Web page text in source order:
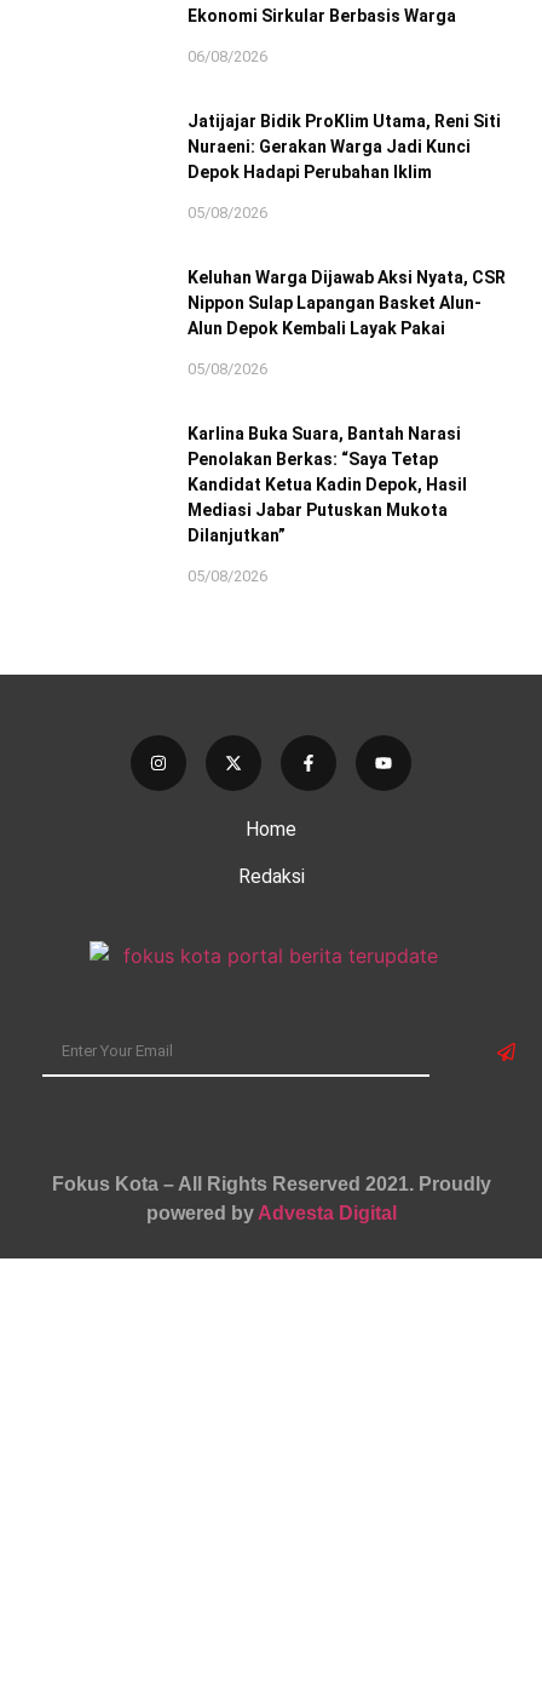
Ekonomi Sirkular Berbasis Warga
06/08/2026
Jatijajar Bidik ProKlim Utama, Reni Siti
Nuraeni: Gerakan Warga Jadi Kunci
Depok Hadapi Perubahan Iklim
05/08/2026
Keluhan Warga Dijawab Aksi Nyata, CSR
Nippon Sulap Lapangan Basket Alun-
Alun Depok Kembali Layak Pakai
05/08/2026
Karlina Buka Suara, Bantah Narasi
Penolakan Berkas: “Saya Tetap
Kandidat Ketua Kadin Depok, Hasil
Mediasi Jabar Putuskan Mukota
Dilanjutkan”
05/08/2026
Home
Redaksi
Fokus Kota – All Rights Reserved 2021. Proudly
powered by Advesta Digital